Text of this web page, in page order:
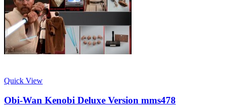
Quick View
Obi-Wan Kenobi Deluxe Version mms478